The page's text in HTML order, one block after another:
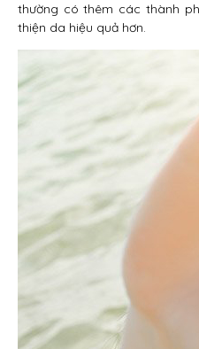
thường có thêm các thành
thiện da hiệu quả hơn.